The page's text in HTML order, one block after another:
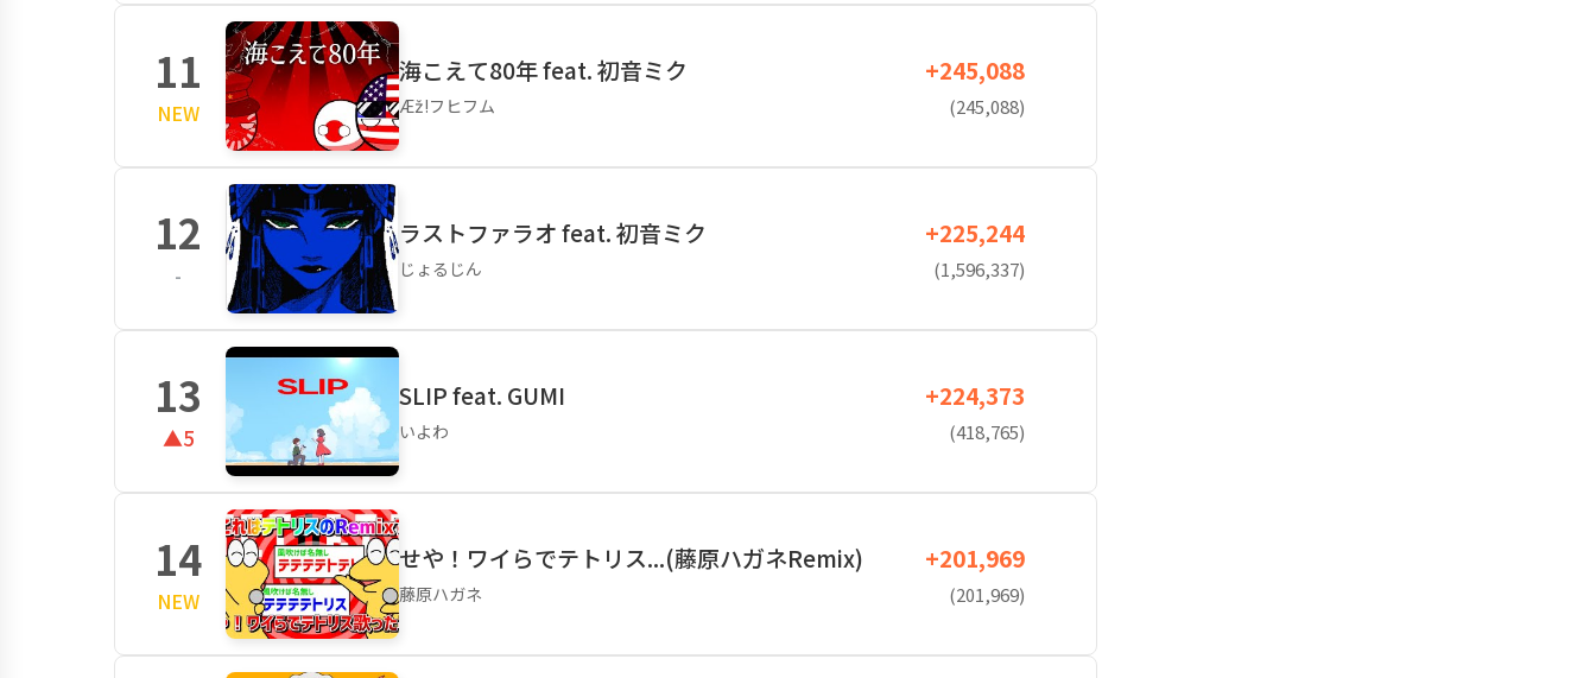
11
NEW
海こえて80年 feat. 初音ミク
Æž!フヒフム
+245,088
(245,088)
12
-
ラストファラオ feat. 初音ミク
じょるじん
+225,244
(1,596,337)
13
▲5
SLIP feat. GUMI
いよわ
+224,373
(418,765)
14
NEW
せや！ワイらでテトリス...(藤原ハガネRemix)
藤原ハガネ
+201,969
(201,969)